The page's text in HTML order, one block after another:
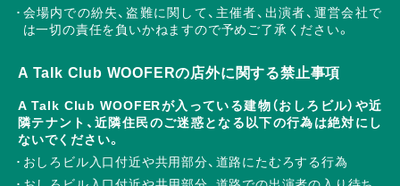
会場内での紛失、盗難に関して、主催者、出演者、運営会社で
は一切の責任を負いかねますので予めご了承ください。
A Talk Club WOOFERの店外に関する禁止事項
A Talk Club WOOFERが入っている建物（おしろビル）や近
隣テナント、近隣住民のご迷惑となる以下の行為は絶対にし
ないでください。
おしろビル入口付近や共用部分、道路にたむろする行為